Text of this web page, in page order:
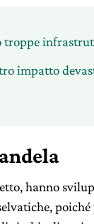
troppe
impatto
hanno